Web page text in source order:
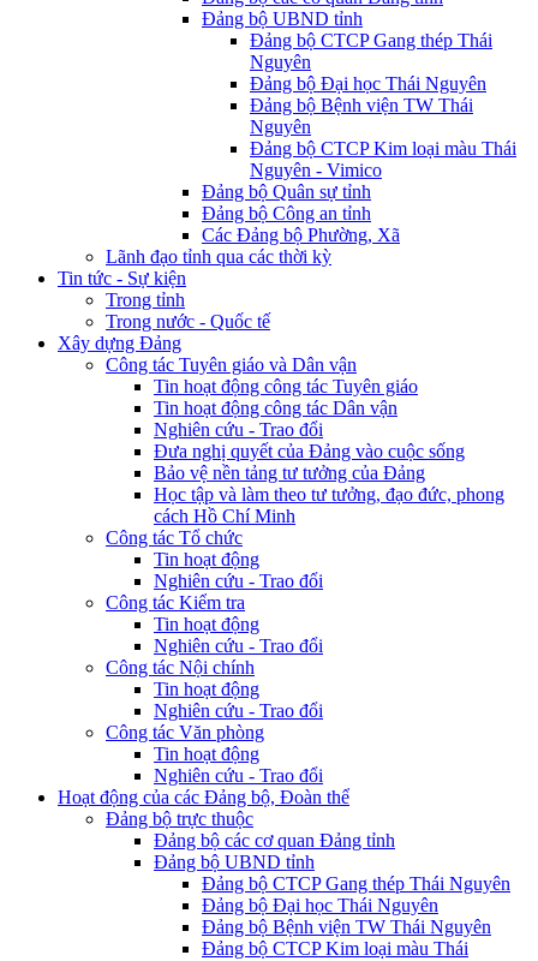
Đảng bộ UBND tỉnh
Đảng bộ CTCP Gang thép Thái
Nguyên
Đảng bộ Đại học Thái Nguyên
Đảng bộ Bệnh viện TW Thái
Nguyên
Đảng bộ CTCP Kim loại màu Thái
Nguyên - Vimico
Đảng bộ Quân sự tỉnh
Đảng bộ Công an tỉnh
Các Đảng bộ Phường, Xã
Lãnh đạo tỉnh qua các thời kỳ
Tin tức - Sự kiện
Trong tỉnh
Trong nước - Quốc tế
Xây dựng Đảng
Công tác Tuyên giáo và Dân vận
Tin hoạt động công tác Tuyên giáo
Tin hoạt động công tác Dân vận
Nghiên cứu - Trao đổi
Đưa nghị quyết của Đảng vào cuộc sống
Bảo vệ nền tảng tư tưởng của Đảng
Học tập và làm theo tư tưởng, đạo đức, phong
cách Hồ Chí Minh
Công tác Tổ chức
Tin hoạt động
Nghiên cứu - Trao đổi
Công tác Kiểm tra
Tin hoạt động
Nghiên cứu - Trao đổi
Công tác Nội chính
Tin hoạt động
Nghiên cứu - Trao đổi
Công tác Văn phòng
Tin hoạt động
Nghiên cứu - Trao đổi
Hoạt động của các Đảng bộ, Đoàn thể
Đảng bộ trực thuộc
Đảng bộ các cơ quan Đảng tỉnh
Đảng bộ UBND tỉnh
Đảng bộ CTCP Gang thép Thái Nguyên
Đảng bộ Đại học Thái Nguyên
Đảng bộ Bệnh viện TW Thái Nguyên
Đảng bộ CTCP Kim loại màu Thái